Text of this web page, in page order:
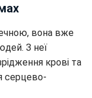
вона вже
З неї
крові та
серцево-